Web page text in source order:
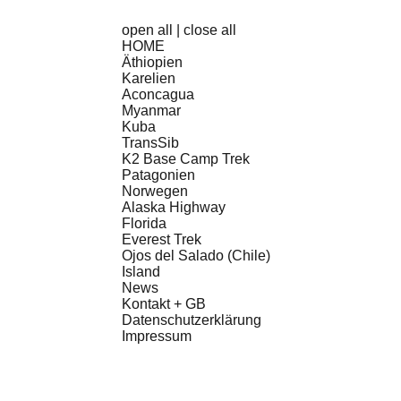
open all
close all
HOME
Äthiopien
Karelien
Aconcagua
Myanmar
Kuba
TransSib
K2 Base Camp Trek
Patagonien
Norwegen
Alaska Highway
Florida
Everest Trek
Ojos del Salado (Chile)
Island
News
Kontakt + GB
Datenschutzerklärung
Impressum